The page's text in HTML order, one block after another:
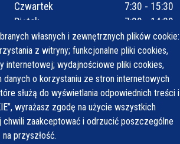
własnych i zewnętrznych plików cookie:
z witryny; funkcjonalne pliki cookies,
internetowej; wydajnościowe pliki cookies,
o korzystaniu ze stron internetowych
służą do wyświetlania odpowiednich treści i
wyrażasz zgodę na użycie wszystkich
chwili zaakceptować i odrzucić poszczególne
przyszłość.
Czwartek
7:30 - 15:30
Piątek
7:30 - 14:30